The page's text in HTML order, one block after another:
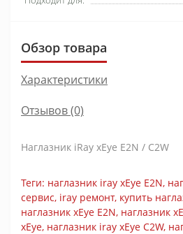
Обзор товара
Характеристики
Отзывов (0)
Наглазник iRay xEye E2N / C2W
Теги: наглазник iray xEye E2N,
сервис, iray ремонт, купить
наглазник xEye E2N, наглазник
xEye, наглазник iray xEye C2W,